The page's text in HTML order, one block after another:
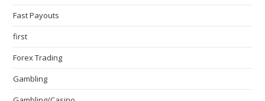
Fast Payouts
first
Forex Trading
Gambling